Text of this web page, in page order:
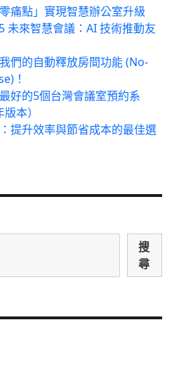
痛點」實現智慧辦公室升級
未來智慧會議：AI 技術推動友
們的自動釋放房間功能 (No-
！
好的5個台灣會議室預約系
本）
提升效率與節省成本的最佳選
搜
尋